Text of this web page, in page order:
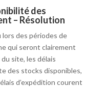
des
– Résolution
lors des périodes de
qui seront clairement
site, les délais
des stocks disponibles,
d’expédition courent